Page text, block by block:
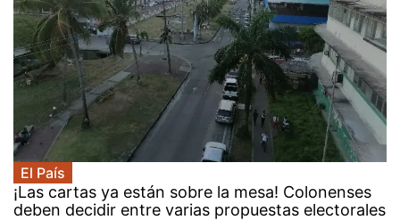
El País
¡Las cartas ya están sobre la mesa! Colonenses
deben decidir entre varias propuestas electorales